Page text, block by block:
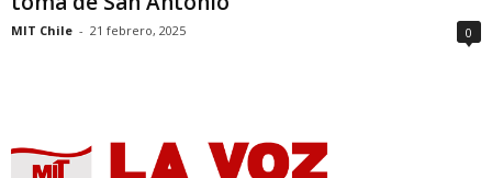
MIT Chile - 21 febrero, 2025 0